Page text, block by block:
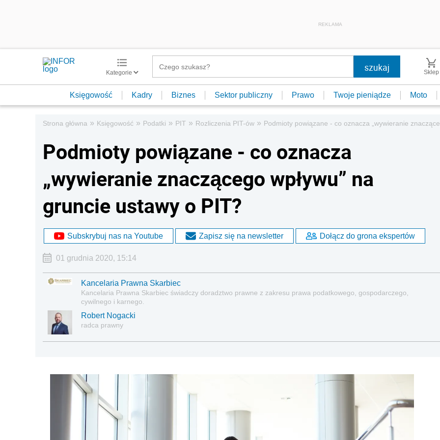
REKLAMA
Kategorie Sklep
Księgowość Kadry Biznes Sektor publiczny Prawo Twoje pieniądze Moto
Strona główna » Księgowość » Podatki » PIT » Rozliczenia PIT-ów » Podmioty powiązane - co oznacza „wywieranie
Podmioty powiązane - co oznacza
„wywieranie znaczącego wpływu” na
gruncie ustawy o PIT?
Subskrybuj nas na Youtube Zapisz się na newsletter Dołącz do grona ekspertów
01 grudnia 2020, 15:14
Kancelaria Prawna Skarbiec
Kancelaria Prawna Skarbiec świadczy doradztwo prawne z zakresu prawa podatkowego, gospodarczego,
cywilnego i karnego.
Robert Nogacki
radca prawny